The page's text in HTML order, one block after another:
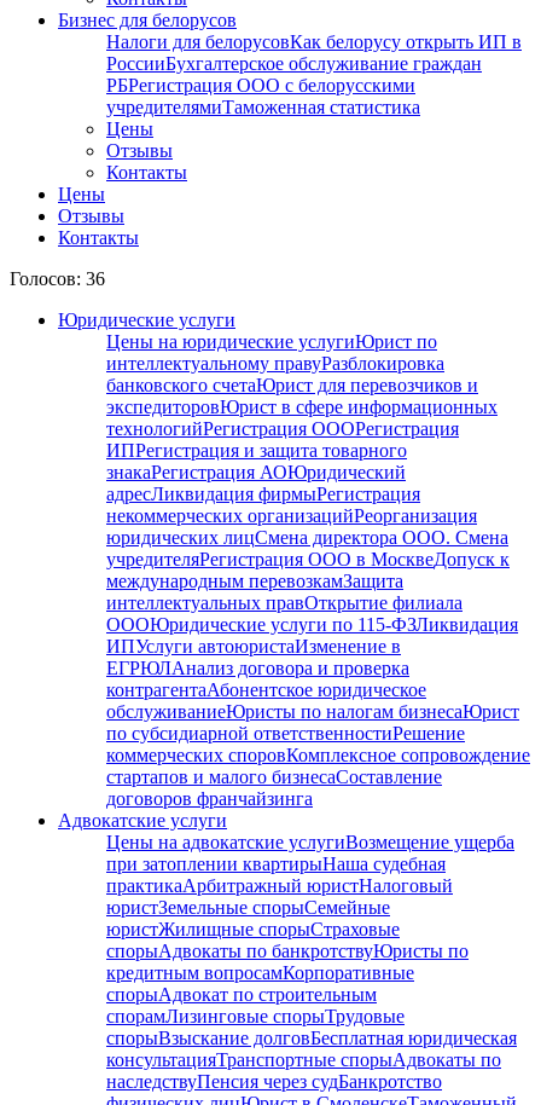
Бизнес для белорусов
Налоги для белорусовКак белорусу открыть ИП в
РоссииБухгалтерское обслуживание граждан
РБРегистрация ООО с белорусскими
учредителямиТаможенная статистика
Цены
Отзывы
Контакты
Цены
Отзывы
Контакты
Голосов: 36
Юридические услуги
Цены на юридические услугиЮрист по
интеллектуальному правуРазблокировка
банковского счетаЮрист для перевозчиков и
экспедиторовЮрист в сфере информационных
технологийРегистрация ОООРегистрация
ИПРегистрация и защита товарного
знакаРегистрация АОЮридический
адресЛиквидация фирмыРегистрация
некоммерческих организацийРеорганизация
юридических лицСмена директора ООО. Смена
учредителяРегистрация ООО в МосквеДопуск к
международным перевозкамЗащита
интеллектуальных правОткрытие филиала
ОООЮридические услуги по 115-ФЗЛиквидация
ИПУслуги автоюристаИзменение в
ЕГРЮЛАнализ договора и проверка
контрагентаАбонентское юридическое
обслуживаниеЮристы по налогам бизнесаЮрист
по субсидиарной ответственностиРешение
коммерческих споровКомплексное сопровождение
стартапов и малого бизнесаСоставление
договоров франчайзинга
Адвокатские услуги
Цены на адвокатские услугиВозмещение ущерба
при затоплении квартирыНаша судебная
практикаАрбитражный юристНалоговый
юристЗемельные спорыСемейные
юристЖилищные спорыСтраховые
спорыАдвокаты по банкротствуЮристы по
кредитным вопросамКорпоративные
спорыАдвокат по строительным
спорамЛизинговые спорыТрудовые
спорыВзыскание долговБесплатная юридическая
консультацияТранспортные спорыАдвокаты по
наследствуПенсия через судБанкротство